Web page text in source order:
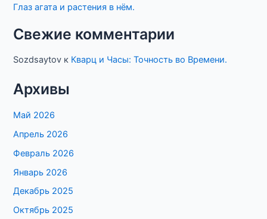
Глаз агата и растения в нём.
Свежие комментарии
Sozdsaytov к Кварц и Часы: Точность во Времени.
Архивы
Май 2026
Апрель 2026
Февраль 2026
Январь 2026
Декабрь 2025
Октябрь 2025